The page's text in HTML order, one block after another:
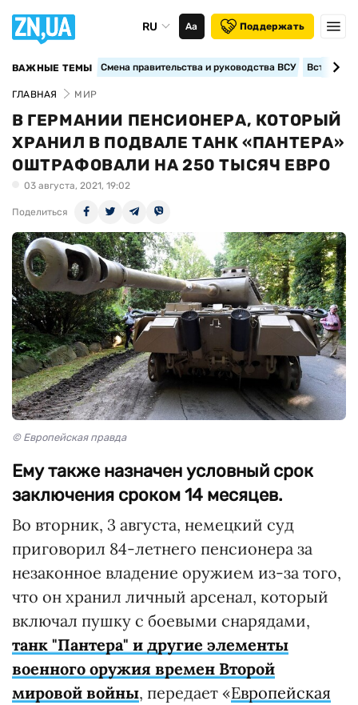
RU Аа Поддержать
ВАЖНЫЕ ТЕМЫ Смена правительства и руководства ВСУ
ГЛАВНАЯ МИР
В ГЕРМАНИИ ПЕНСИОНЕРА, КОТОРЫЙ
ХРАНИЛ В ПОДВАЛЕ ТАНК «ПАНТЕРА»
ОШТРАФОВАЛИ НА 250 ТЫСЯЧ ЕВРО
03 августа, 2021, 19:02
Поделиться
© Европейская правда
Ему также назначен условный срок
заключения сроком 14 месяцев.
Во вторник, 3 августа, немецкий суд
приговорил 84-летнего пенсионера за
незаконное владение оружием из-за того,
что он хранил личный арсенал, который
включал пушку с боевыми снарядами,
танк "Пантера" и другие элементы
военного оружия времен Второй
мировой войны, передает «Европейская